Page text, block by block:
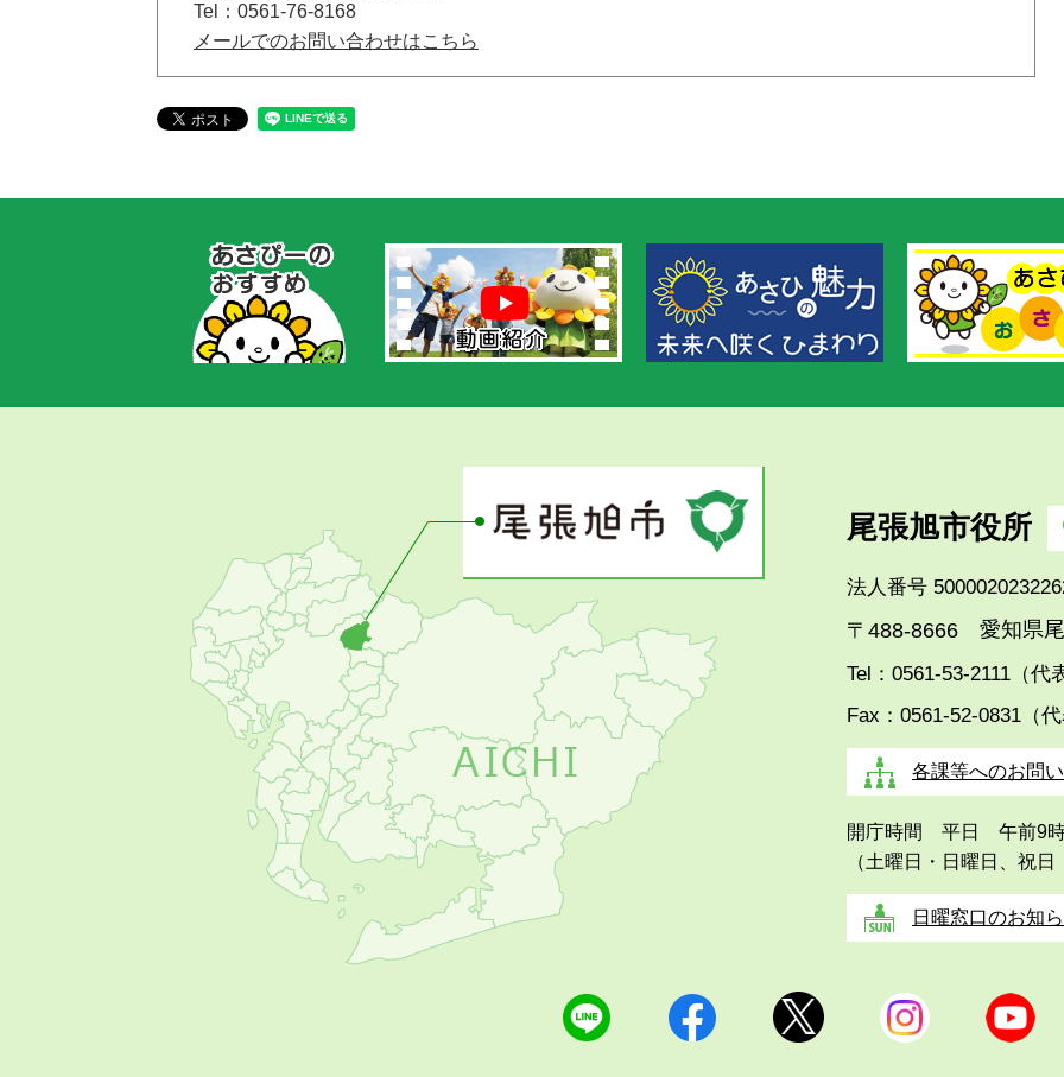
Tel：0561-76-8168
メールでのお問い合わせはこちら
あ
す
め
尾張旭市役所
法人番号
〒488-8666 愛知県
Tel：0561-53-2111（代
Fax：0561-52-0831（
各課等へのお問
開庁時間 平日 午前9時
（土曜日・日曜日、祝
日曜窓口のお知